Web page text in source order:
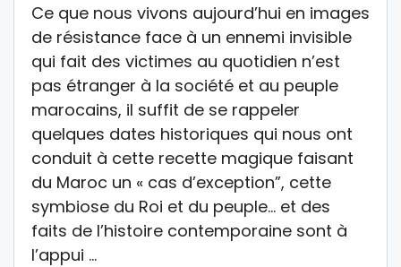
Ce que nous vivons aujourd’hui en images
de résistance face à un ennemi invisible
qui fait des victimes au quotidien n’est
pas étranger à la société et au peuple
marocains, il suffit de se rappeler
quelques dates historiques qui nous ont
conduit à cette recette magique faisant
du Maroc un « cas d’exception”, cette
symbiose du Roi et du peuple… et des
faits de l’histoire contemporaine sont à
l’appui …